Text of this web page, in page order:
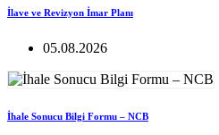
İlave ve Revizyon İmar Planı
05.08.2026
İhale Sonucu Bilgi Formu – NCB